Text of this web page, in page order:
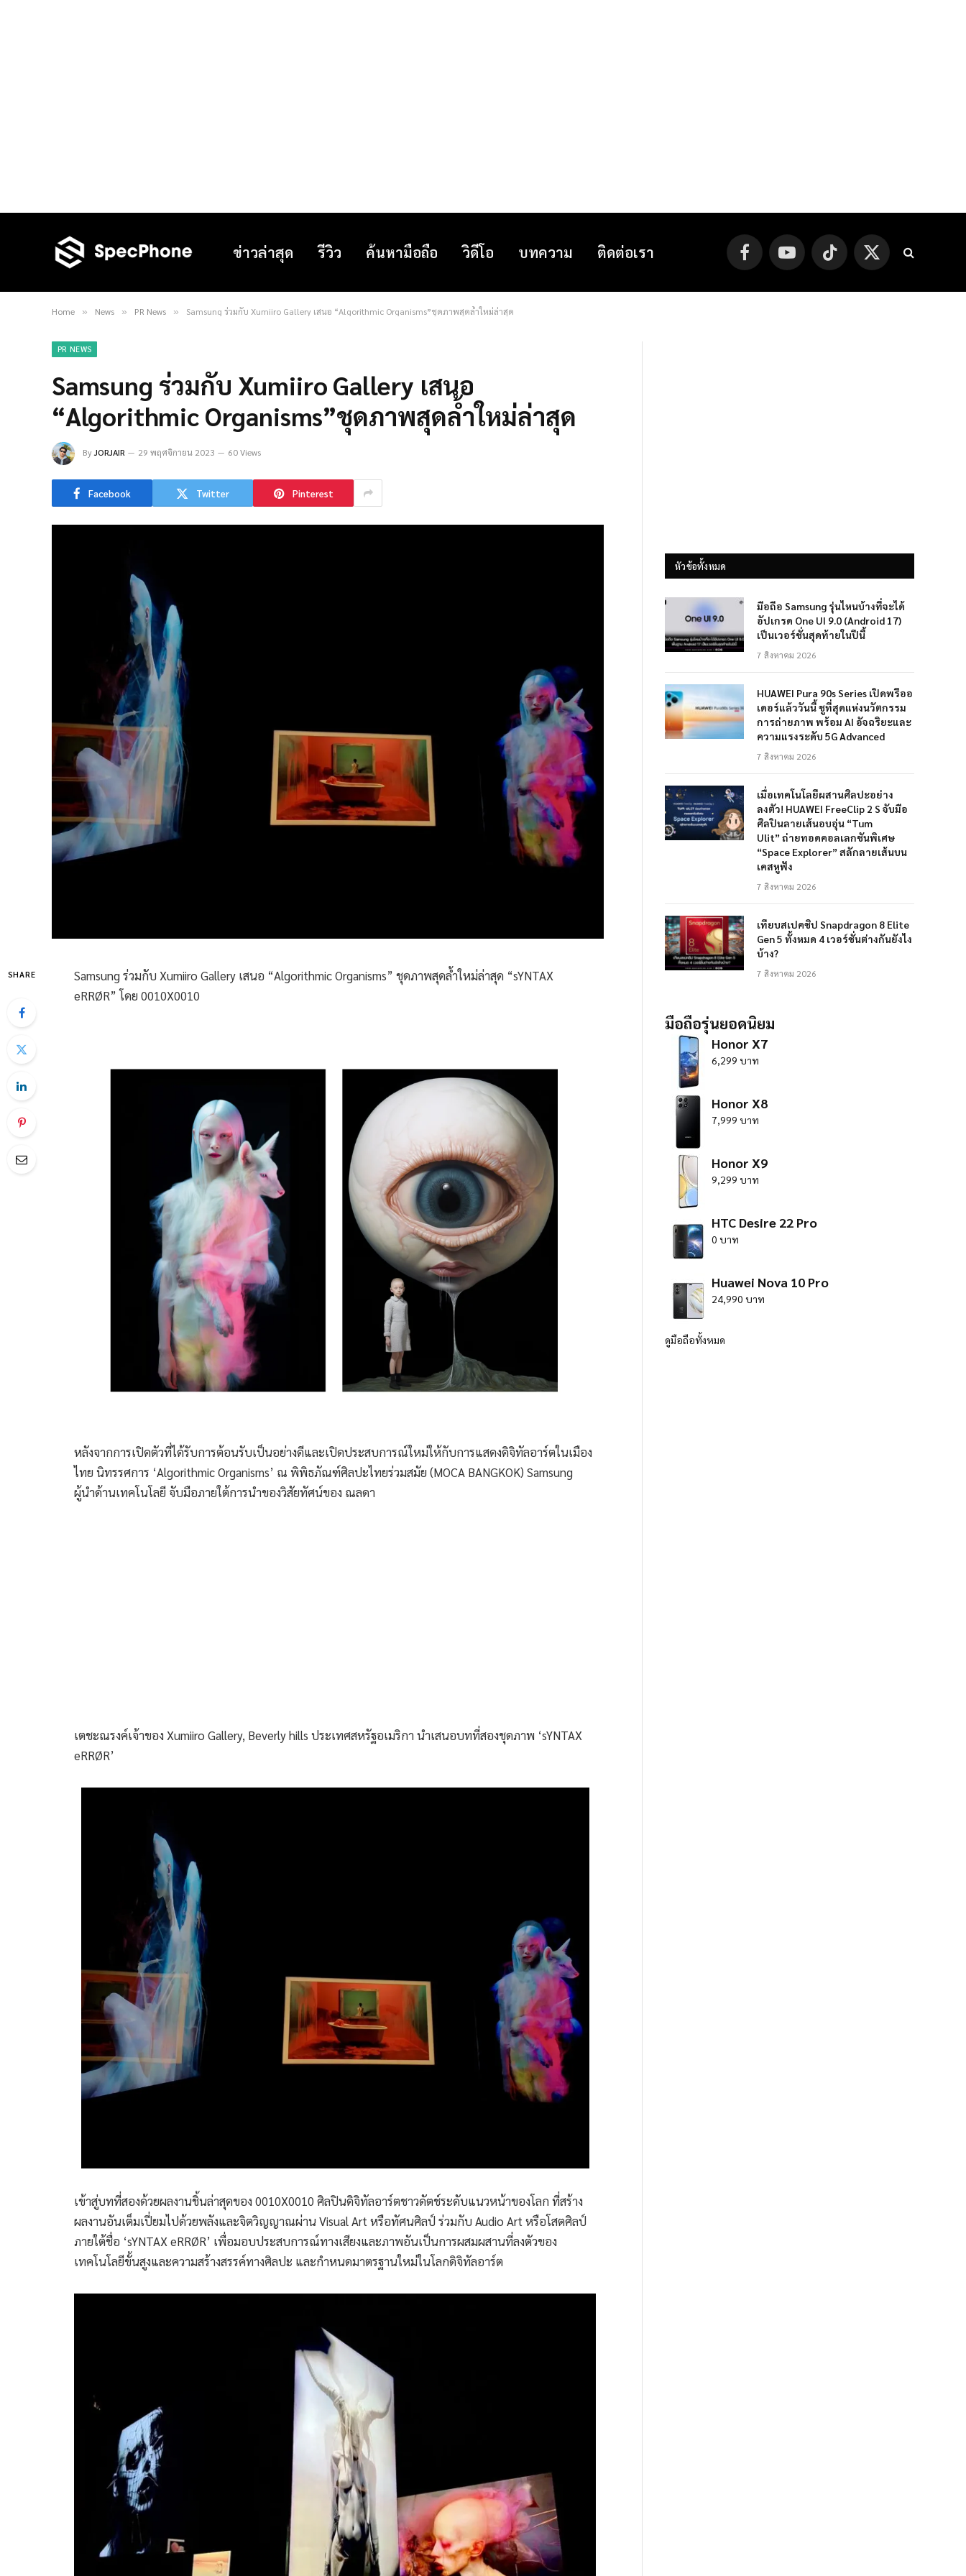
ข่าวล่าสุด รีวิว ค้นหามือถือ วิดีโอ บทความ ติดต่อเรา FacebookYouTube TikTok
X
(Twitter)
Home » News » PR News » Samsung ร่วมกับ Xumiiro Gallery เสนอ “Algorithmic Organisms”ชุดภาพสุดล้ำใหม่ล่าสุด
PR NEWS
Samsung ร่วมกับ Xumiiro Gallery เสนอ
“Algorithmic Organisms”ชุดภาพสุดล้ำใหม่ล่าสุด
ByJORJAIR 29 พฤศจิกายน 2023 60 Views
Facebook Twitter Pinterest
SHARE
Samsung ร่วมกับ Xumiiro Gallery เสนอ “Algorithmic Organisms” ชุดภาพสุดล้ำใหม่ล่าสุด “sYNTAX
eRRØR” โดย 0010X0010
หลังจากการเปิดตัวที่ได้รับการต้อนรับเป็นอย่างดีและเปิดประสบการณ์ใหม่ให้กับการแสดงดิจิทัลอาร์ตในเมือง
ไทย นิทรรศการ ‘Algorithmic Organisms’ ณ พิพิธภัณฑ์ศิลปะไทยร่วมสมัย (MOCA BANGKOK) Samsung
ผู้นำด้านเทคโนโลยี จับมือภายใต้การนำของวิสัยทัศน์ของ ณลดา
เตชะณรงค์เจ้าของ Xumiiro Gallery, Beverly hills ประเทศสหรัฐอเมริกา นำเสนอบทที่สองชุดภาพ ‘sYNTAX
eRRØR’
เข้าสู่บทที่สองด้วยผลงานชิ้นล่าสุดของ 0010X0010 ศิลปินดิจิทัลอาร์ตชาวดัตช์ระดับแนวหน้าของโลก ที่สร้าง
ผลงานอันเต็มเปี่ยมไปด้วยพลังและจิตวิญญาณผ่าน Visual Art หรือทัศนศิลป์ ร่วมกับ Audio Art หรือโสตศิลป์
ภายใต้ชื่อ ‘sYNTAX eRRØR’ เพื่อมอบประสบการณ์ทางเสียงและภาพอันเป็นการผสมผสานที่ลงตัวของ
เทคโนโลยีขั้นสูงและความสร้างสรรค์ทางศิลปะ และกำหนดมาตรฐานใหม่ในโลกดิจิทัลอาร์ต
หัวข้อทั้งหมด
มือถือ Samsung รุ่นไหนบ้างที่จะได้
อัปเกรด One UI 9.0 (Android 17)
เป็นเวอร์ชั่นสุดท้ายในปีนี้
7 สิงหาคม 2026
HUAWEI Pura 90s Series เปิดพรีออ
เดอร์แล้ววันนี้ ชูที่สุดแห่งนวัตกรรม
การถ่ายภาพ พร้อม AI อัจฉริยะและ
ความแรงระดับ 5G Advanced
7 สิงหาคม 2026
เมื่อเทคโนโลยีผสานศิลปะอย่าง
ลงตัว! HUAWEI FreeClip 2 S จับมือ
ศิลปินลายเส้นอบอุ่น “Tum
Ulit” ถ่ายทอดคอลเลกชันพิเศษ
“Space Explorer” สลักลายเส้นบน
เคสหูฟัง
7 สิงหาคม 2026
เทียบสเปคชิป Snapdragon 8 Elite
Gen 5 ทั้งหมด 4 เวอร์ชั่นต่างกันยังไง
บ้าง?
7 สิงหาคม 2026
มือถือรุ่นยอดนิยม
Honor X7
6,299 บาท
Honor X8
7,999 บาท
Honor X9
9,299 บาท
HTC Desire 22 Pro
0 บาท
Huawei Nova 10 Pro
24,990 บาท
ดูมือถือทั้งหมด